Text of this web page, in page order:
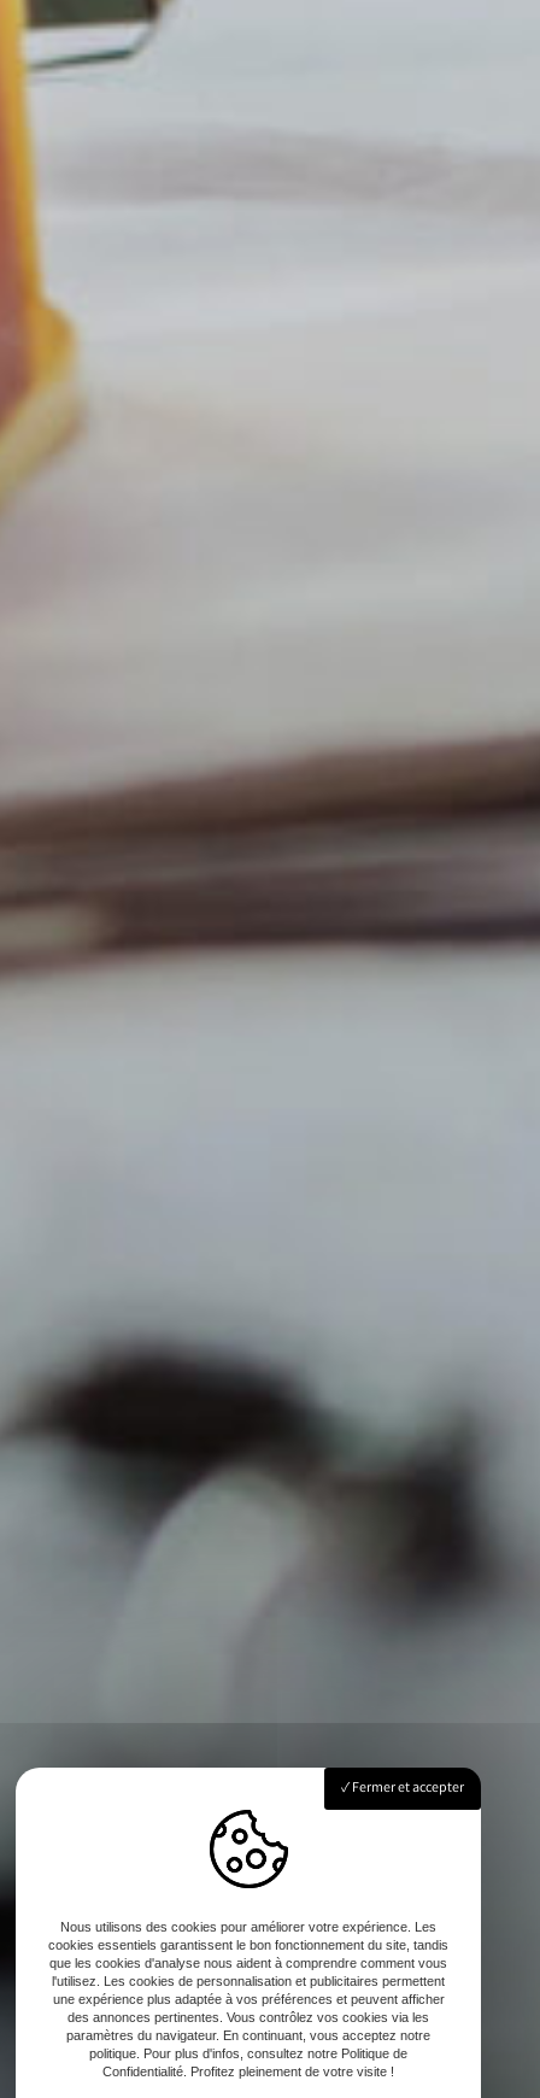
Fermer et accepter
Nous utilisons des cookies pour améliorer votre expérience. Les
cookies essentiels garantissent le bon fonctionnement du site, tandis
que les cookies d'analyse nous aident à comprendre comment vous
l'utilisez. Les cookies de personnalisation et publicitaires permettent
une expérience plus adaptée à vos préférences et peuvent afficher
des annonces pertinentes. Vous contrôlez vos cookies via les
paramètres du navigateur. En continuant, vous acceptez notre
politique. Pour plus d'infos, consultez notre Politique de
Confidentialité. Profitez pleinement de votre visite !